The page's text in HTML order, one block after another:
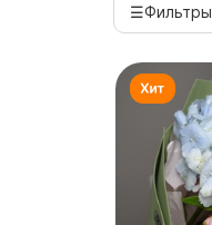
☰Фильтры